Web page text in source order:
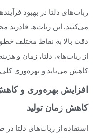
ربات‌های دلتا در بهبود
می‌کنند. این ربات‌ها
دقت بالا به نقاط مختلف خطوط
از ربات‌های دلتا، زمان و
کاهش می‌یابد و بهره‌وری
افزایش بهره‌وری و
کاهش زمان تولید
استفاده از ربات‌های دلتا